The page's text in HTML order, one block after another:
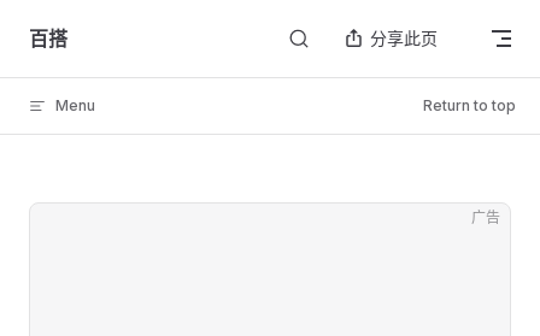
Skip to content
百搭 分享此页
Menu Return to top
广告